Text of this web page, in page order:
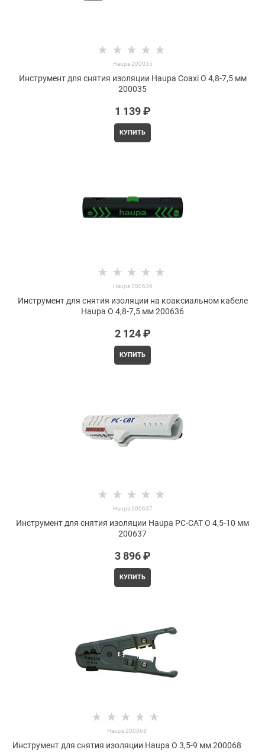
Haupa 200035
Инструмент для снятия изоляции Haupa Coaxi O 4,8-7,5 мм
200035
1 139 ₽
КУПИТЬ
Haupa 200636
Инструмент для снятия изоляции на коаксиальном кабеле
Haupa O 4,8-7,5 мм 200636
2 124 ₽
КУПИТЬ
Haupa 200637
Инструмент для снятия изоляции Haupa PC-CAT O 4,5-10 мм
200637
3 896 ₽
КУПИТЬ
Haupa 200068
Инструмент для снятия изоляции Haupa O 3,5-9 мм 200068